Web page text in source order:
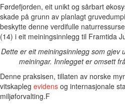
Førdefjorden, eit unikt og sårbart
skade på grunn av planlagt
beskytte denne verdifulle
(14) i eit meiningsinnlegg til Framtida
Dette er eit meiningsinnlegg som gjev
meiningar. Innlegget er omsett
Denne praksisen, tillaten av norske
vitskapleg evidens og internasjonale
miljøforvalting.F